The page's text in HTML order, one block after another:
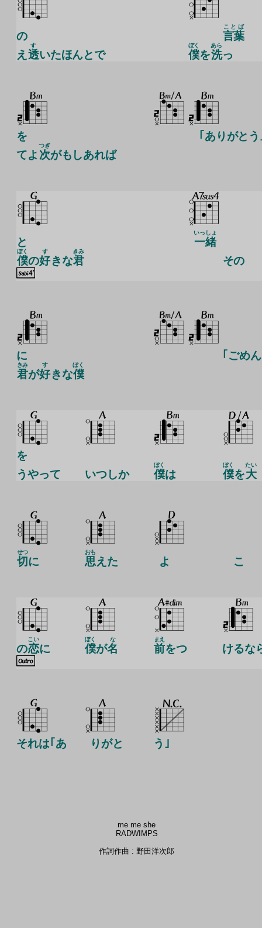
の
え 透
す
いたほんとで 僕
ぼく
を洗
あら
っ
言葉
ことば
を
てよ 次
つぎ
がもしあれば
｢ありがとう
と
僕
ぼく
の好
す
きな君
きみ
一緒
いっしょ
その
に
君
きみ
が好
す
きな僕
ぼく
｢ごめ
を
うやって
いつしか 僕
ぼく
は 僕
ぼく
を大
たい
切
せつ
に 思
おも
えた よ こ
の恋
こい
に 僕
ぼく
が名
な
前
まえ
をつ けるな
それは｢あ りがと う｣
me me she
RADWIMPS
作詞作曲 : 野田洋次郎